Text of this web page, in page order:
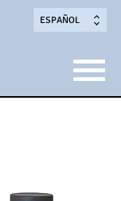
ESPAÑOL